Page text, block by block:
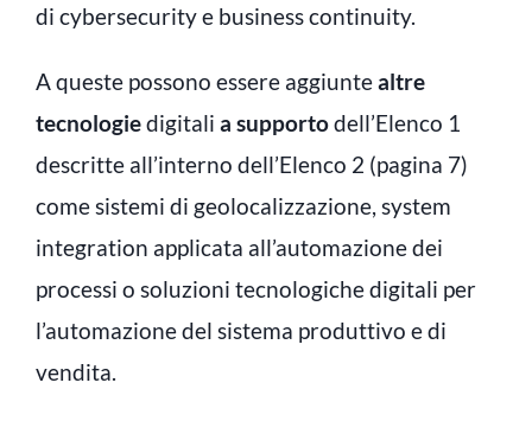
di cybersecurity e business continuity.
A queste possono essere aggiuntealtre
tecnologiedigitali a supportodell’Elenco 1
descritte all’interno dell’Elenco 2 (pagina 7)
come sistemi di geolocalizzazione, system
integration applicata all’automazione dei
processi o soluzioni tecnologiche digitali per
l’automazione del sistema produttivo e di
vendita.